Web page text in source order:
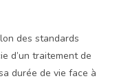
des standards
d’un traitement de
durée de vie face à